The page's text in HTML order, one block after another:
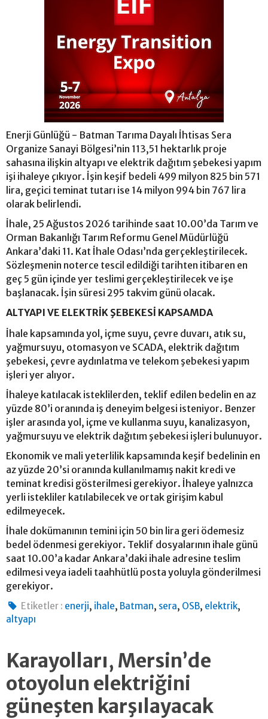
Enerji Günlüğü - Batman Tarıma Dayalı İhtisas Sera
Organize Sanayi Bölgesi’nin 113,51 hektarlık proje
sahasına ilişkin altyapı ve elektrik dağıtım şebekesi yapım
işi ihaleye çıkıyor. İşin keşif bedeli 499 milyon 825 bin 571
lira, geçici teminat tutarı ise 14 milyon 994 bin 767 lira
olarak belirlendi.
İhale, 25 Ağustos 2026 tarihinde saat 10.00’da Tarım ve
Orman Bakanlığı Tarım Reformu Genel Müdürlüğü
Ankara’daki 11. Kat İhale Odası’nda gerçekleştirilecek.
Sözleşmenin noterce tescil edildiği tarihten itibaren en
geç 5 gün içinde yer teslimi gerçekleştirilecek ve işe
başlanacak. İşin süresi 295 takvim günü olacak.
ALTYAPI VE ELEKTRİK ŞEBEKESİ KAPSAMDA
İhale kapsamında yol, içme suyu, çevre duvarı, atık su,
yağmursuyu, otomasyon ve SCADA, elektrik dağıtım
şebekesi, çevre aydınlatma ve telekom şebekesi yapım
işleri yer alıyor.
İhaleye katılacak isteklilerden, teklif edilen bedelin en az
yüzde 80’i oranında iş deneyim belgesi isteniyor. Benzer
işler arasında yol, içme ve kullanma suyu, kanalizasyon,
yağmursuyu ve elektrik dağıtım şebekesi işleri bulunuyor.
Ekonomik ve mali yeterlilik kapsamında keşif bedelinin en
az yüzde 20’si oranında kullanılmamış nakit kredi ve
teminat kredisi gösterilmesi gerekiyor. İhaleye yalnızca
yerli istekliler katılabilecek ve ortak girişim kabul
edilmeyecek.
İhale dokümanının temini için 50 bin lira geri ödemesiz
bedel ödenmesi gerekiyor. Teklif dosyalarının ihale günü
saat 10.00’a kadar Ankara’daki ihale adresine teslim
edilmesi veya iadeli taahhütlü posta yoluyla gönderilmesi
gerekiyor.
Etiketler : enerji, ihale, Batman, sera, OSB, elektrik,
altyapı
Karayolları, Mersin’de
otoyolun elektriğini
güneşten karşılayacak